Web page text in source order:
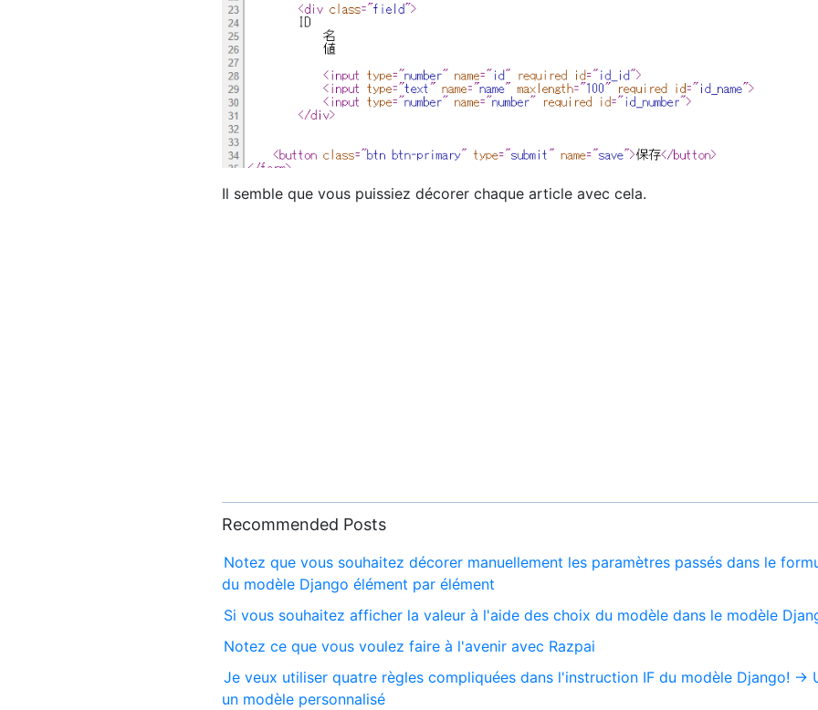
Il semble que vous puissiez décorer chaque article avec cela.
Recommended Posts
Notez que vous souhaitez décorer manuellement les paramètres passés dans le
du modèle Django élément par élément
Si vous souhaitez afficher la valeur à l'aide des choix du modèle dans le modèle
Notez ce que vous voulez faire à l'avenir avec Razpai
Je veux utiliser quatre règles compliquées dans l'instruction IF du modèle Django! →
un modèle personnalisé